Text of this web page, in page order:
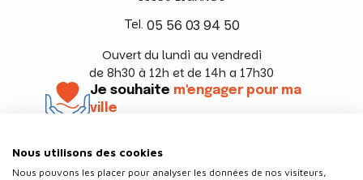
Tel. 05 56 03 94 50
Ouvert du lundi au vendredi
de 8h30 à 12h et de 14h a 17h30
Je souhaite m'engager pour ma
ville
Nous utilisons des cookies
Nous pouvons les placer pour analyser les données de nos visiteurs,